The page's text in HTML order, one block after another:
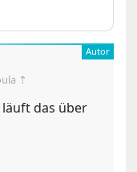
⇡
das über